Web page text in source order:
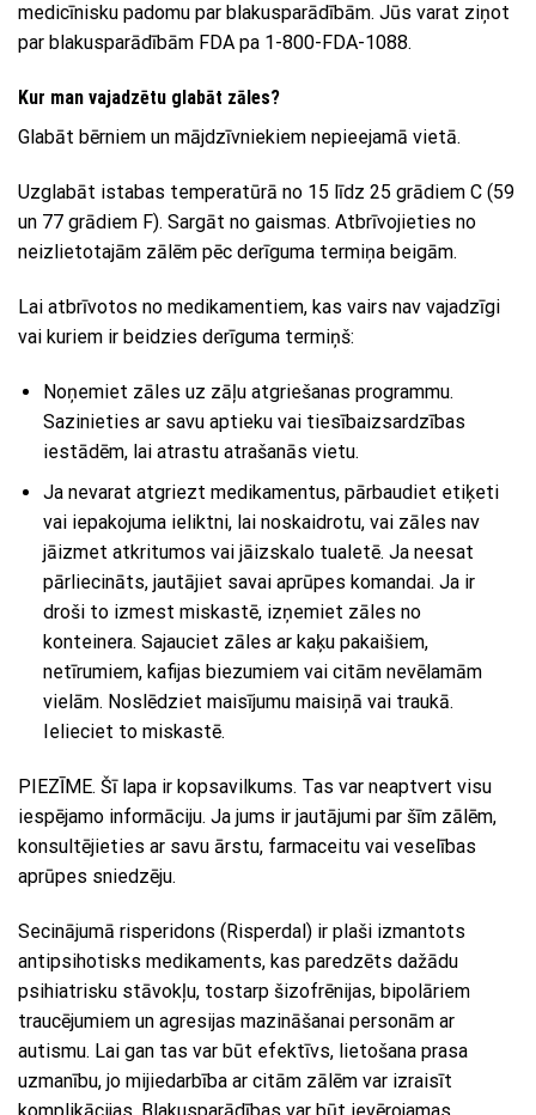
medicīnisku padomu par blakusparādībām. Jūs varat ziņot
par blakusparādībām FDA pa 1-800-FDA-1088.
Kur man vajadzētu glabāt zāles?
Glabāt bērniem un mājdzīvniekiem nepieejamā vietā.
Uzglabāt istabas temperatūrā no 15 līdz 25 grādiem C (59
un 77 grādiem F). Sargāt no gaismas. Atbrīvojieties no
neizlietotajām zālēm pēc derīguma termiņa beigām.
Lai atbrīvotos no medikamentiem, kas vairs nav vajadzīgi
vai kuriem ir beidzies derīguma termiņš:
Noņemiet zāles uz zāļu atgriešanas programmu.
Sazinieties ar savu aptieku vai tiesībaizsardzības
iestādēm, lai atrastu atrašanās vietu.
Ja nevarat atgriezt medikamentus, pārbaudiet etiķeti
vai iepakojuma ieliktni, lai noskaidrotu, vai zāles nav
jāizmet atkritumos vai jāizskalo tualetē. Ja neesat
pārliecināts, jautājiet savai aprūpes komandai. Ja ir
droši to izmest miskastē, izņemiet zāles no
konteinera. Sajauciet zāles ar kaķu pakaišiem,
netīrumiem, kafijas biezumiem vai citām nevēlamām
vielām. Noslēdziet maisījumu maisiņā vai traukā.
Ielieciet to miskastē.
PIEZĪME. Šī lapa ir kopsavilkums. Tas var neaptvert visu
iespējamo informāciju. Ja jums ir jautājumi par šīm zālēm,
konsultējieties ar savu ārstu, farmaceitu vai veselības
aprūpes sniedzēju.
Secinājumā risperidons (Risperdal) ir plaši izmantots
antipsihotisks medikaments, kas paredzēts dažādu
psihiatrisku stāvokļu, tostarp šizofrēnijas, bipolāriem
traucējumiem un agresijas mazināšanai personām ar
autismu. Lai gan tas var būt efektīvs, lietošana prasa
uzmanību, jo mijiedarbība ar citām zālēm var izraisīt